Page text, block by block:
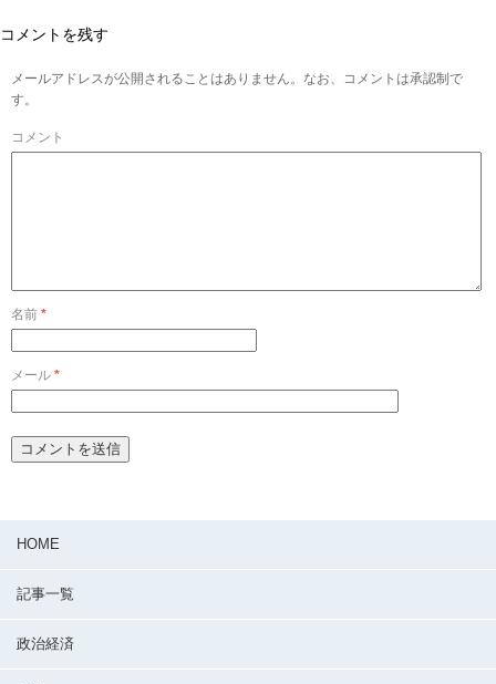
コメントを残す
メールアドレスが公開されることはありません。なお、コメントは承認制で
す。
コメント
名前 *
メール *
HOME
記事一覧
政治経済